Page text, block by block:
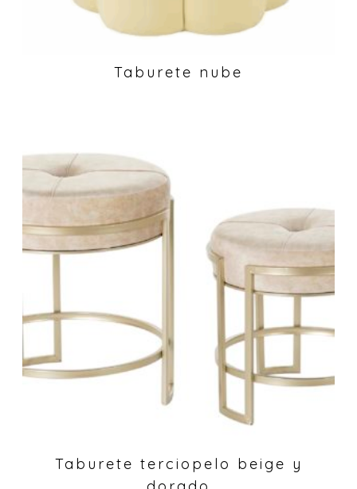
Taburete nube
Taburete terciopelo beige y